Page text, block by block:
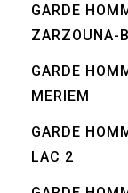
GARDE
ZARZOUNA-
GARDE
MERIEM
GARDE
LAC 2